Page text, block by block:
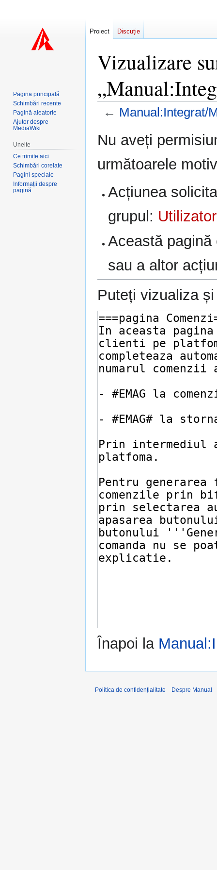
Vizualizare
← Manual:Integrat/
lalaNu aveți
următoarele
Acțiunea
grupul:
Această
sau a altor
Puteți vizualiza
Înapoi la
Proiect Discuție
Pagina principală
Schimbări recente
Pagină aleatorie
Ajutor despre
MediaWiki
Unelte
Ce trimite aici
Schimbări corelate
Pagini speciale
Informații despre
pagină
Politica de confidențialitate Despre Manual